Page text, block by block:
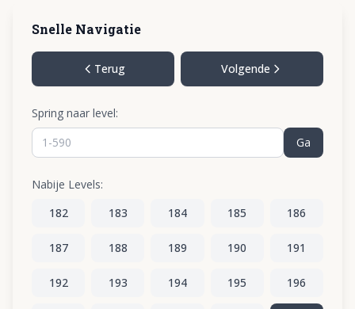
Snelle Navigatie
Terug Volgende
Spring naar level:
Ga
Nabije Levels:
182
183 184 185 186
187 188 189 190 191
192 193 194 195 196